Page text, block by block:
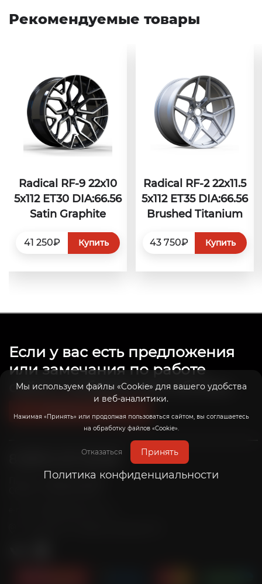
Рекомендуемые товары
Radical RF-9 22x10
5x112 ET30 DIA:66.56
Satin Graphite
41 250₽ Купить
Radical RF-2 22x11.5
5x112 ET35 DIA:66.56
Brushed Titanium
43 750₽ Купить
Мы используем файлы «Cookie» для вашего удобства
и веб-аналитики.
Нажимая «Принять» или продолжая пользоваться сайтом, вы соглашаетесь
на обработку файлов «Cookie».
Отказаться Принять
Политика конфиденциальности
Если у вас есть предложения
или замечания по работе
сайта, сообщите нам об этом.
8 (800) 201-39-98
Пн-Пт: с 10:00 до 20:00